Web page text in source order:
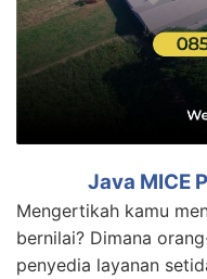
Java MICE
Mengertikah kamu
bernilai? Dimana
penyedia layanan